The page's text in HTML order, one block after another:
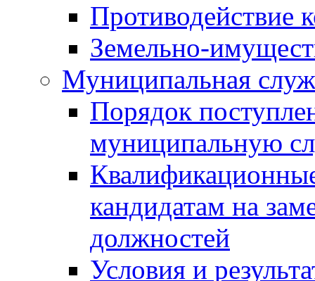
Противодействие
Земельно-
Муниципальная
Порядок
муниципальную
кандидатам на
должностей
Условия и